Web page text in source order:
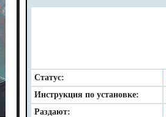
Статус:
Инструкция по установке:
Раздают: